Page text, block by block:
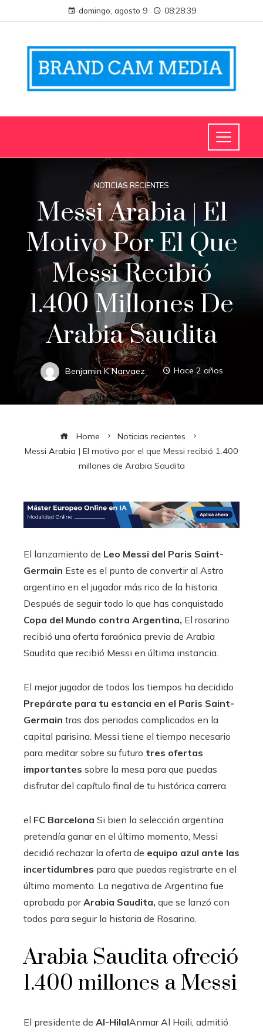
domingo, agosto 9 08:28:39
NOTICIAS RECIENTES
Messi Arabia | El
Motivo Por El Que
Messi Recibió
1.400 Millones De
Arabia Saudita
Benjamin K Narvaez Hace 2 años
Home
Noticias recientes
Messi Arabia | El motivo por el que Messi recibió 1.400
millones de Arabia Saudita
El lanzamiento de Leo Messi del Paris Saint-
Germain Este es el punto de convertir al Astro
argentino en el jugador más rico de la historia.
Después de seguir todo lo que has conquistado
Copa del Mundo contra Argentina, El rosarino
recibió una oferta faraónica previa de Arabia
Saudita que recibió Messi en última instancia.
El mejor jugador de todos los tiempos ha decidido
Prepárate para tu estancia en el Paris Saint-
Germain tras dos periodos complicados en la
capital parisina. Messi tiene el tiempo necesario
para meditar sobre su futuro tres ofertas
importantes sobre la mesa para que puedas
disfrutar del capítulo final de tu histórica carrera.
el FC Barcelona Si bien la selección argentina
pretendía ganar en el último momento, Messi
decidió rechazar la oferta de equipo azul ante las
incertidumbres para que puedas registrarte en el
último momento. La negativa de Argentina fue
aprobada porArabia Saudita, que se lanzó con
todos para seguir la historia de Rosarino.
Arabia Saudita ofreció
1.400 millones a Messi
El presidente de Al-HilalAnmar Al Haili, admitió